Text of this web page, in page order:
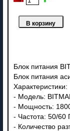
Блок питания
Блок питания
Характеристики:
- Модель:
- Мощность:
- Частота: 50/60
- Количество